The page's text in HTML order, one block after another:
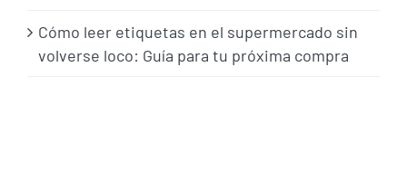
Cómo leer etiquetas en el supermercado sin
volverse loco: Guía para tu próxima compra